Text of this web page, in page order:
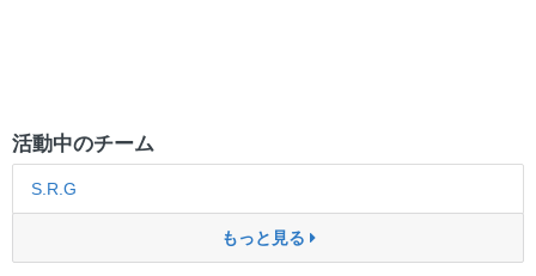
活動中のチーム
S.R.G
もっと見る